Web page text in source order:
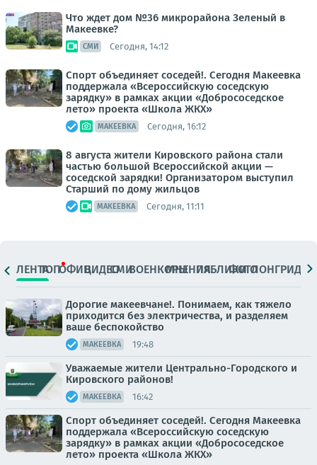
Что ждет дом №36 микрорайона Зеленый в
Макеевке?
СМИ Сегодня, 14:12
Спорт объединяет соседей!. Сегодня Макеевка
поддержала «Всероссийскую соседскую
зарядку» в рамках акции «Добрососедское
лето» проекта «Школа ЖКХ»
МАКЕЕВКА Сегодня, 16:12
8 августа жители Кировского района стали
частью большой Всероссийской акции —
соседской зарядки! Организатором выступил
Старший по дому жильцов
МАКЕЕВКА Сегодня, 11:11
ЛЕНТАТОПОФИЦ.ВИДЕОСМИВОЕНКОРЫМНЕНИЯПАБЛИКИ
ФОТОЛОНГРИДЫ
Дорогие макеевчане!. Понимаем, как тяжело
приходится без электричества, и разделяем
ваше беспокойство
МАКЕЕВКА 19:48
Уважаемые жители Центрально-Городского и
Кировского районов!
МАКЕЕВКА 16:42
Спорт объединяет соседей!. Сегодня Макеевка
поддержала «Всероссийскую соседскую
зарядку» в рамках акции «Добрососедское
лето» проекта «Школа ЖКХ»